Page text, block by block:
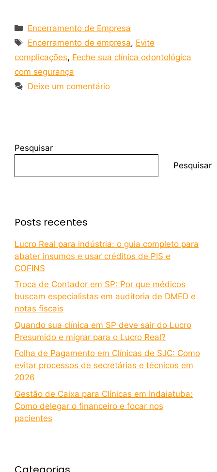
Encerramento de Empresa
Encerramento de empresa, Evite
complicações, Feche sua clínica odontológica
com segurança
Deixe um comentário
Pesquisar
Pesquisar
Posts recentes
Lucro Real para indústria: o guia completo para
abater insumos e usar créditos de PIS e
COFINS
Troca de Contador em SP: Por que médicos
buscam especialistas em auditoria de DMED e
notas fiscais
Quando sua clínica em SP deve sair do Lucro
Presumido e migrar para o Lucro Real?
Folha de Pagamento em Clínicas de SJC: Como
evitar processos de secretárias e técnicos em
2026
Gestão de Caixa para Clínicas em Indaiatuba:
Como delegar o financeiro e focar nos
pacientes